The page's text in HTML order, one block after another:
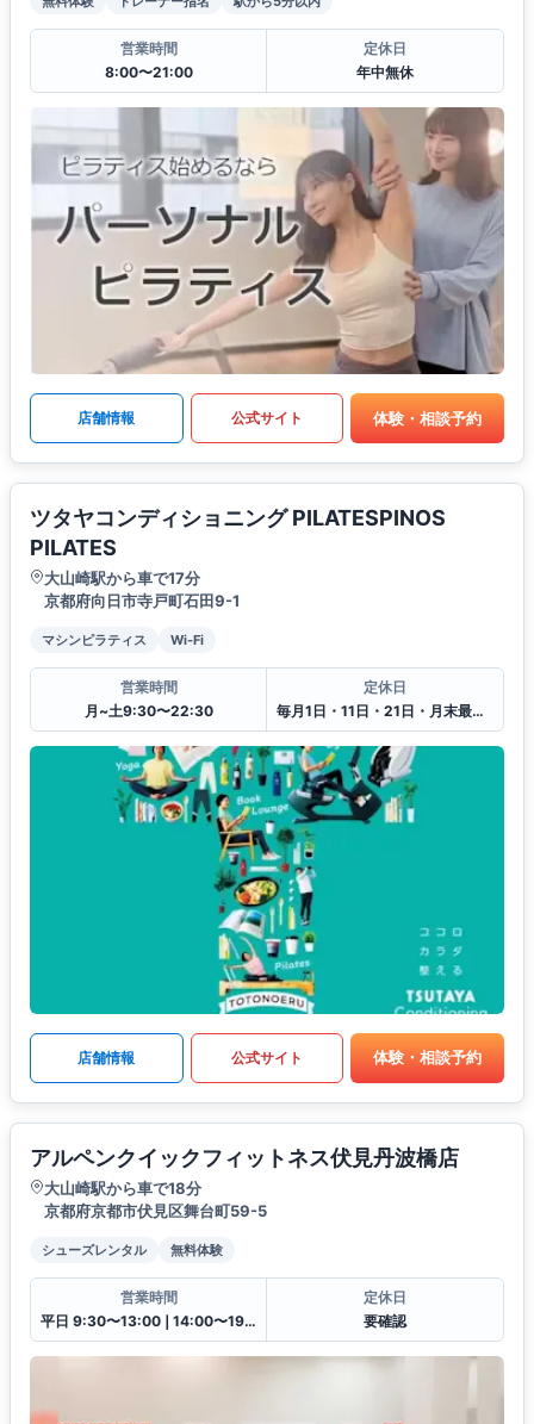
営業時間
8:00〜21:00
定休日
年中無休
店舗情報 公式サイト 体験・相談予約
ツタヤコンディショニング PILATESPINOS
PILATES
大山崎駅から車で17分
京都府向日市寺戸町石田9-1
マシンピラティス Wi-Fi
営業時間
月~土9:30〜22:30
定休日
毎月1日・11日・21日・月末最終日（月末月初2日連続）、お盆、年末年始
店舗情報 公式サイト 体験・相談予約
アルペンクイックフィットネス伏見丹波橋店
大山崎駅から車で18分
京都府京都市伏見区舞台町59-5
シューズレンタル 無料体験
営業時間
平日 9:30〜13:00❘14:00〜19:30土日祝 9:30〜13:00❘14:00〜18:00
定休日
要確認